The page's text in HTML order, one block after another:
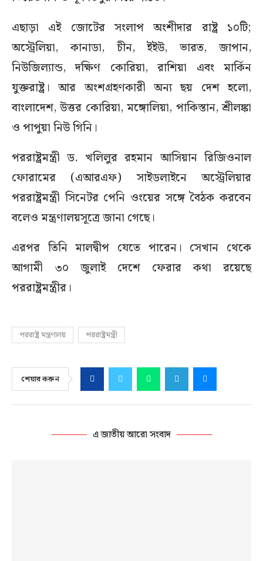
এছাড়া এই জোটের সংলাপ অংশীদার রাষ্ট্র ১০টি;
অস্ট্রেলিয়া, কানাডা, চীন, ইইউ, ভারত, জাপান,
নিউজিল্যান্ড, দক্ষিণ কোরিয়া, রাশিয়া এবং মার্কিন
যুক্তরাষ্ট্র। আর অংশগ্রহণকারী অন্য ছয় দেশ হলো,
বাংলাদেশ, উত্তর কোরিয়া, মঙ্গোলিয়া, পাকিস্তান, শ্রীলঙ্কা
ও পাপুয়া নিউ গিনি।
পররাষ্ট্রমন্ত্রী ড. খলিলুর রহমান আসিয়ান রিজিওনাল
ফোরামের (এআরএফ) সাইডলাইনে অস্ট্রেলিয়ার
পররাষ্ট্রমন্ত্রী সিনেটর পেনি ওংয়ের সঙ্গে বৈঠক করবেন
বলেও মন্ত্রণালয়সূত্রে জানা গেছে।
এরপর তিনি মালদ্বীপ যেতে পারেন। সেখান থেকে
আগামী ৩০ জুলাই দেশে ফেরার কথা রয়েছে
পররাষ্ট্রমন্ত্রীর।
পররাষ্ট্র মন্ত্রণালয় পররাষ্ট্রমন্ত্রী
শেয়ার করুন
এ জাতীয় আরো সংবাদ